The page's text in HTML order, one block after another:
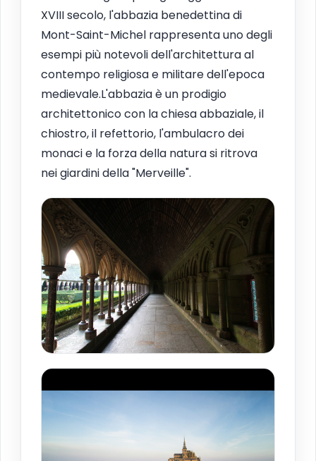
XVIII secolo, l'abbazia benedettina di
Mont-Saint-Michel rappresenta uno degli
esempi più notevoli dell'architettura al
contempo religiosa e militare dell'epoca
medievale.L'abbazia è un prodigio
architettonico con la chiesa abbaziale, il
chiostro, il refettorio, l'ambulacro dei
monaci e la forza della natura si ritrova
nei giardini della "Merveille".